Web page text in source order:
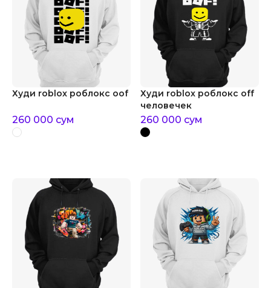
Худи roblox роблокс oof
260 000 сум
Худи roblox роблокс off
человечек
260 000 сум